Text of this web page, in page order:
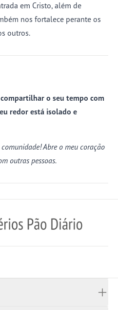
em Cristo, além de
nos fortalece perante os
outros.
o seu tempo com
redor está isolado e
Abre o meu coração
outras pessoas.